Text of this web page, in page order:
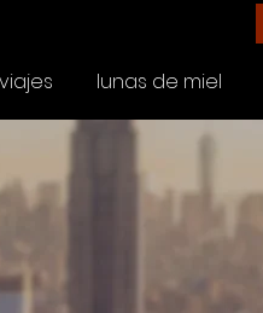
lunas de miel